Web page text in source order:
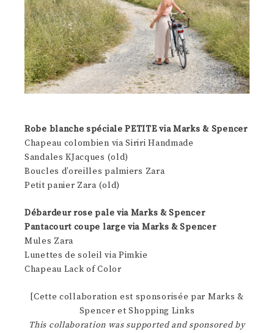
Robe blanche spéciale PETITE via Marks & Spencer
Chapeau colombien via Siriri Handmade
Sandales KJacques (old)
Boucles d’oreilles palmiers Zara
Petit panier Zara (old)
Débardeur rose pale via Marks & Spencer
Pantacourt coupe large via Marks & Spencer
Mules Zara
Lunettes de soleil via Pimkie
Chapeau Lack of Color
[Cette collaboration est sponsorisée par Marks &
Spencer et Shopping Links
This collaboration was supported and sponsored by